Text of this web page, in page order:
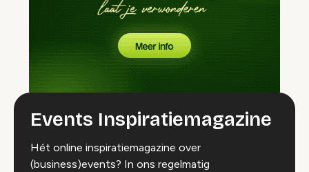
Events Inspiratiemagazine
Hét online inspiratiemagazine over
(business)events? In ons regelmatig